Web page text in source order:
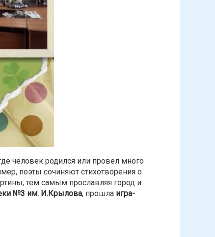
человек родился или провел много
поэты сочиняют стихотворения о
тем самым прославляя город и
№3 им. И.Крылова, прошла игра-